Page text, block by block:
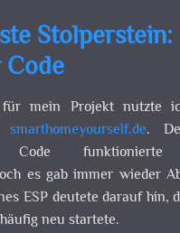
Stolperstein:
mein Projekt nutzte
smarthomeyourself.de.
Code
es gab immer wieder
ESP deutete darauf hin,
neu startete.